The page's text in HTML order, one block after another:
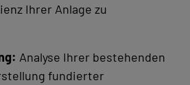
Ihrer Anlage zu
Analyse Ihrer bestehenden
fundierter